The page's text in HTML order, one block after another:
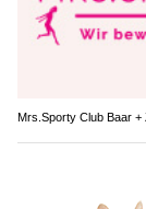
Mrs.Sporty Club Baar